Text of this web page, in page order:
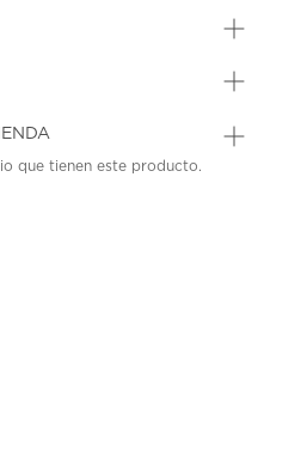
que tienen este producto.